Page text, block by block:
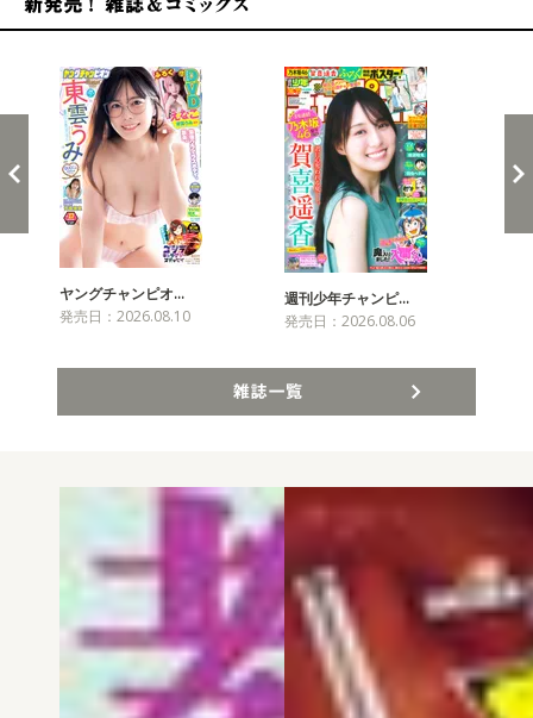
ヤングチャンピオ…
発売日：2026.08.10
週刊少年チャンピ…
発売日：2026.08.06